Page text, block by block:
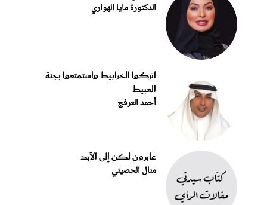
الدكتورة مايا الهواري
اتركوا الخرابيط واستمتعوا بجنة
العبيط
أحمد العرفج
عابرون لكن إلى الأبد
منال الحصيني